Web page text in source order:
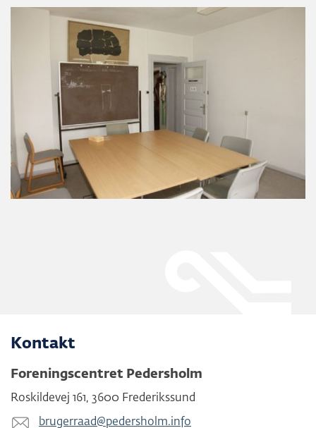
Kontakt
Foreningscentret Pedersholm
Roskildevej 161, 3600 Frederikssund
brugerraad@​pedersholm.info